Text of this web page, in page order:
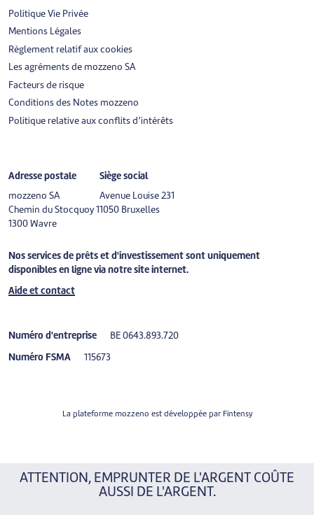
Politique Vie Privée
Mentions Légales
Règlement relatif aux cookies
Les agréments de mozzeno SA
Facteurs de risque
Conditions des Notes mozzeno
Politique relative aux conflits d’intérêts
Adresse postale
mozzeno SA
Chemin du Stocquoy 1
1300 Wavre
Siège social
Avenue Louise 231
1050 Bruxelles
Numéro d'entreprise BE 0643.893.720
Numéro FSMA 115673
Nos services de prêts et d'investissement sont uniquement
disponibles en ligne via notre site internet.
Aide et contact
La plateforme mozzeno est développée par Fintensy
ATTENTION, EMPRUNTER DE L'ARGENT COÛTE
AUSSI DE L'ARGENT.